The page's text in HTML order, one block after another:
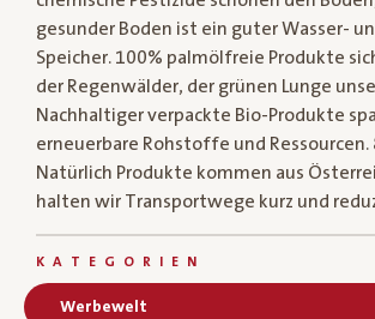
gesunder Boden ist ein guter Wasser-
Speicher. 100% palmölfreie Produkte
der Regenwälder, der grünen Lunge
Nachhaltiger verpackte Bio-Produkte
erneuerbare Rohstoffe und Ressourcen.
Natürlich Produkte kommen aus
halten wir Transportwege kurz und
KATEGORIEN
Werbewelt